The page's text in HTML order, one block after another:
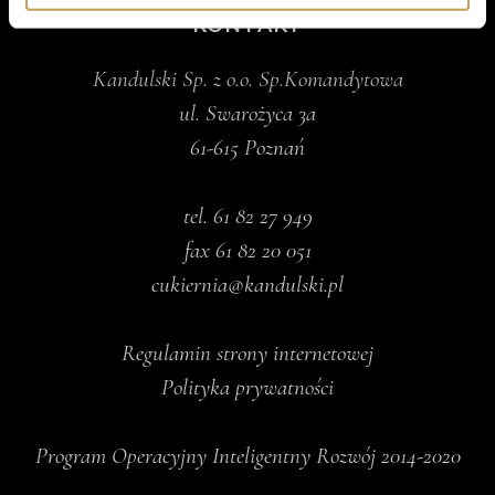
KONTAKT
Kandulski Sp. z o.o. Sp.Komandytowa
ul. Swarożyca 3a
61-615 Poznań
tel. 61 82 27 949
fax 61 82 20 051
cukiernia@kandulski.pl
Regulamin strony internetowej
Polityka prywatności
Program Operacyjny Inteligentny Rozwój 2014-2020